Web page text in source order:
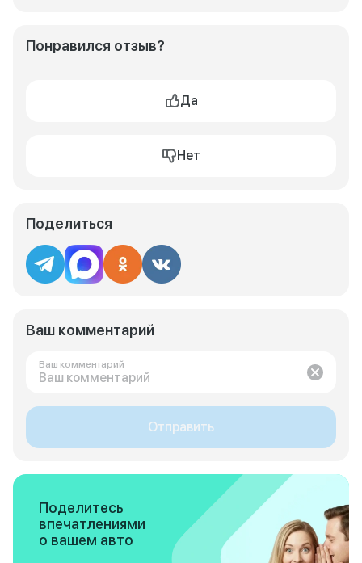
Понравился отзыв?
Да
Нет
Поделиться
Ваш комментарий
Ваш комментарий
Отправить
Поделитесь
впечатлениями
о вашем авто